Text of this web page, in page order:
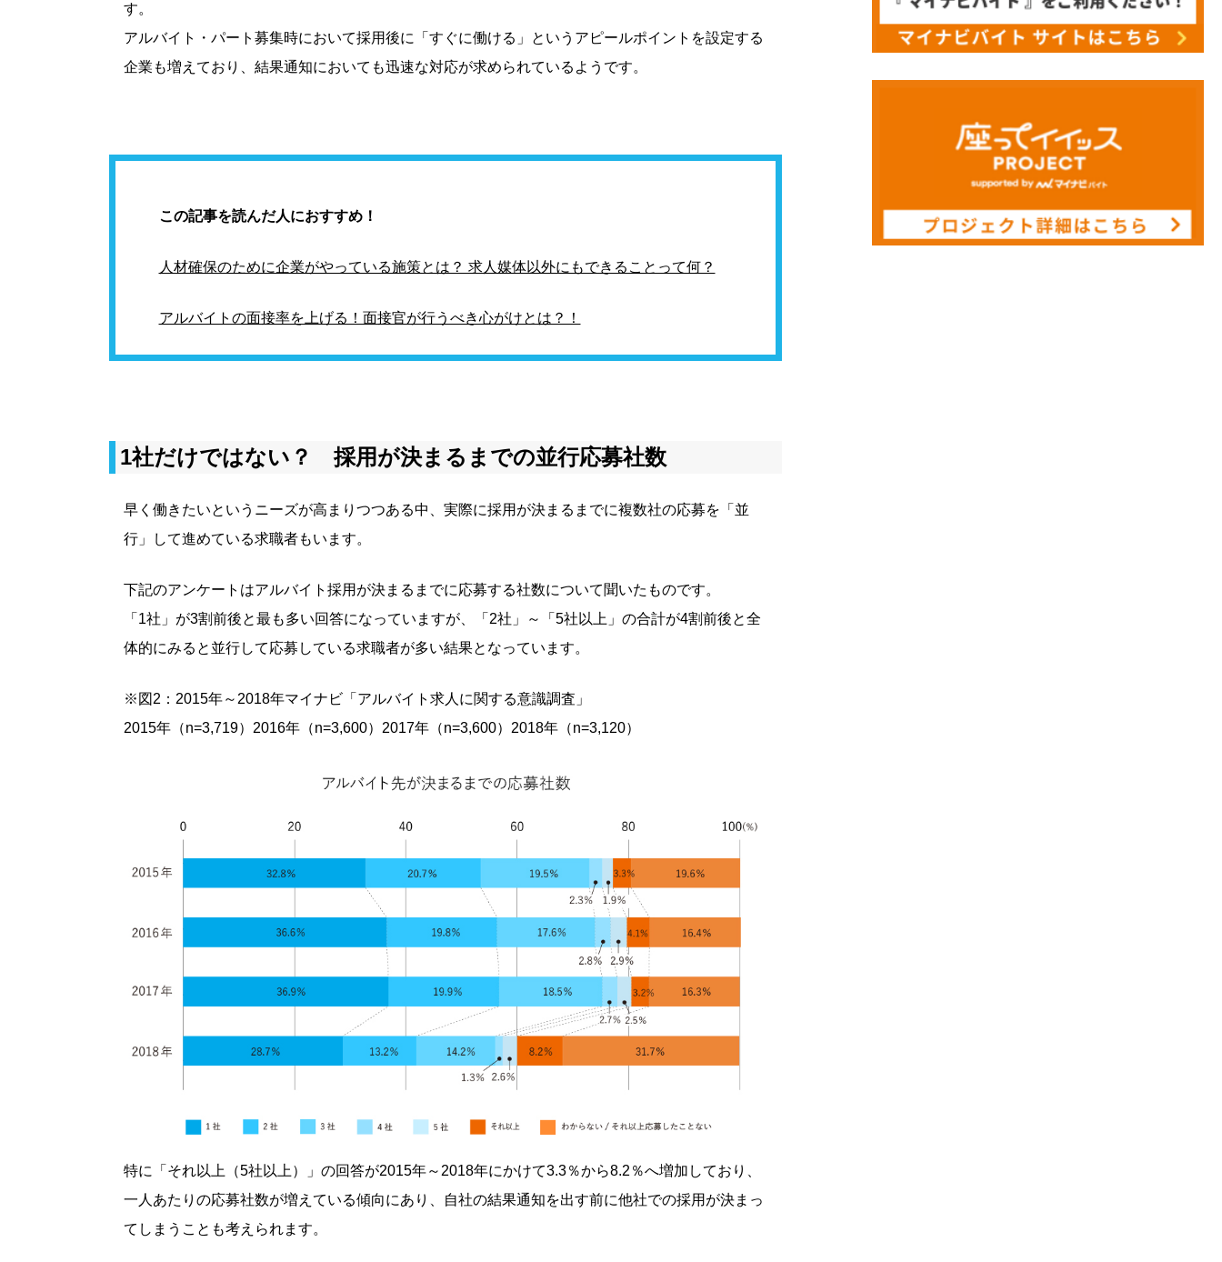
す。
アルバイト・パート募集時において採用後に「すぐに働ける」というアピールポイントを設定する
企業も増えており、結果通知においても迅速な対応が求められているようです。
この記事を読んだ人におすすめ！
人材確保のために企業がやっている施策とは？ 求人媒体以外にもできることって何？
アルバイトの面接率を上げる！面接官が行うべき心がけとは？！
1社だけではない？ 採用が決まるまでの並行応募社数
早く働きたいというニーズが高まりつつある中、実際に採用が決まるまでに複数社の応募を「並
行」して進めている求職者もいます。
下記のアンケートはアルバイト採用が決まるまでに応募する社数について聞いたものです。
「1社」が3割前後と最も多い回答になっていますが、「2社」～「5社以上」の合計が4割前後と全
体的にみると並行して応募している求職者が多い結果となっています。
※図2：2015年～2018年マイナビ「アルバイト求人に関する意識調査」
2015年（n=3,719）2016年（n=3,600）2017年（n=3,600）2018年（n=3,120）
特に「それ以上（5社以上）」の回答が2015年～2018年にかけて3.3％から8.2％へ増加しており、
一人あたりの応募社数が増えている傾向にあり、自社の結果通知を出す前に他社での採用が決まっ
てしまうことも考えられます。